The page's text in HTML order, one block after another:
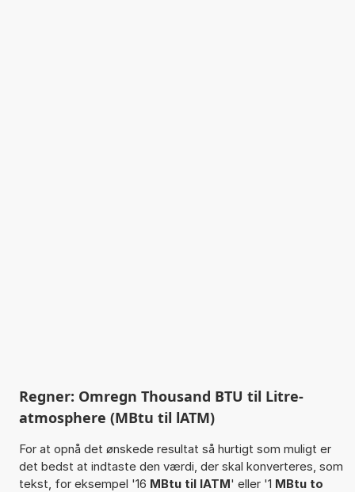
Regner: Omregn Thousand BTU til Litre-
atmosphere (MBtu til lATM)
For at opnå det ønskede resultat så hurtigt som muligt er
det bedst at indtaste den værdi, der skal konverteres, som
tekst, for eksempel '16 MBtu til lATM' eller '1 MBtu to